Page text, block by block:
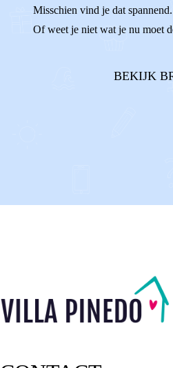
Misschien vind je dat
Of weet je niet wat je nu moet
BEKIJK